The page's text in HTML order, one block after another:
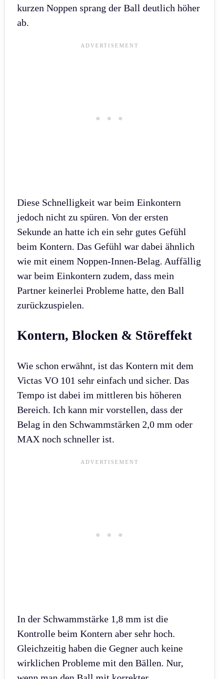
kurzen Noppen sprang der Ball deutlich höher
ab.
Diese Schnelligkeit war beim Einkontern
jedoch nicht zu spüren. Von der ersten
Sekunde an hatte ich ein sehr gutes Gefühl
beim Kontern. Das Gefühl war dabei ähnlich
wie mit einem Noppen-Innen-Belag. Auffällig
war beim Einkontern zudem, dass mein
Partner keinerlei Probleme hatte, den Ball
zurückzuspielen.
Kontern, Blocken & Störeffekt
Wie schon erwähnt, ist das Kontern mit dem
Victas VO 101 sehr einfach und sicher. Das
Tempo ist dabei im mittleren bis höheren
Bereich. Ich kann mir vorstellen, dass der
Belag in den Schwammstärken 2,0 mm oder
MAX noch schneller ist.
In der Schwammstärke 1,8 mm ist die
Kontrolle beim Kontern aber sehr hoch.
Gleichzeitig haben die Gegner auch keine
wirklichen Probleme mit den Bällen. Nur,